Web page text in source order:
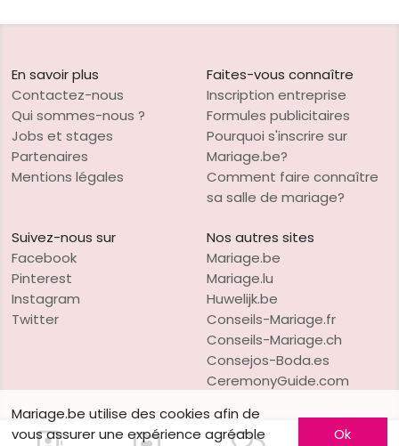
En savoir plus
Contactez-nous
Qui sommes-nous ?
Jobs et stages
Partenaires
Mentions légales
Faites-vous connaître
Inscription entreprise
Formules publicitaires
Pourquoi s'inscrire sur
Mariage.be?
Comment faire connaître
sa salle de mariage?
Suivez-nous sur
Facebook
Pinterest
Instagram
Twitter
Nos autres sites
Mariage.be
Mariage.lu
Huwelijk.be
Conseils-Mariage.fr
Conseils-Mariage.ch
Consejos-Boda.es
CeremonyGuide.com
Mariage.be utilise des cookies afin de
vous assurer une expérience agréable
Ok